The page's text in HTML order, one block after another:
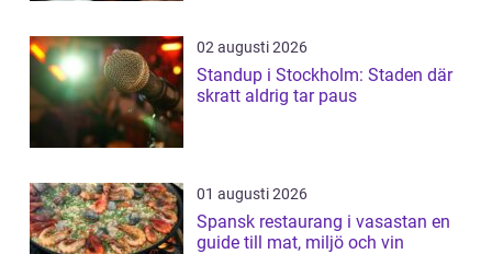
02 augusti 2026
Standup i Stockholm: Staden där
skratt aldrig tar paus
01 augusti 2026
Spansk restaurang i vasastan en
guide till mat, miljö och vin